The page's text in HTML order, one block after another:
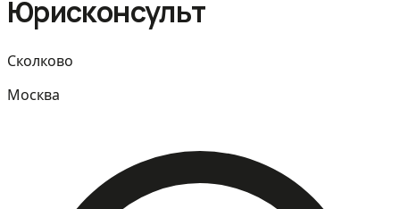
Юрисконсульт
Сколково
Москва